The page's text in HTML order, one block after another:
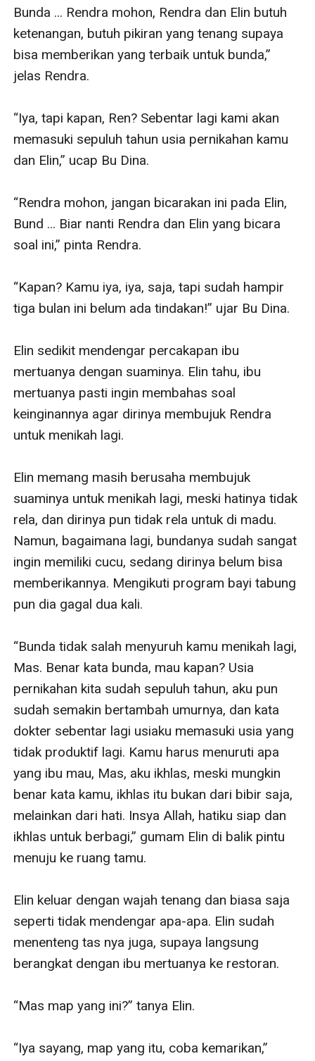
Bunda ... Rendra mohon, Rendra dan Elin butuh
ketenangan, butuh pikiran yang tenang supaya
bisa memberikan yang terbaik untuk bunda,”
jelas Rendra.
“Iya, tapi kapan, Ren? Sebentar lagi kami akan
memasuki sepuluh tahun usia pernikahan kamu
dan Elin,” ucap Bu Dina.
“Rendra mohon, jangan bicarakan ini pada Elin,
Bund ... Biar nanti Rendra dan Elin yang bicara
soal ini,” pinta Rendra.
“Kapan? Kamu iya, iya, saja, tapi sudah hampir
tiga bulan ini belum ada tindakan!” ujar Bu Dina.
Elin sedikit mendengar percakapan ibu
mertuanya dengan suaminya. Elin tahu, ibu
mertuanya pasti ingin membahas soal
keinginannya agar dirinya membujuk Rendra
untuk menikah lagi.
Elin memang masih berusaha membujuk
suaminya untuk menikah lagi, meski hatinya tidak
rela, dan dirinya pun tidak rela untuk di madu.
Namun, bagaimana lagi, bundanya sudah sangat
ingin memiliki cucu, sedang dirinya belum bisa
memberikannya. Mengikuti program bayi tabung
pun dia gagal dua kali.
“Bunda tidak salah menyuruh kamu menikah lagi,
Mas. Benar kata bunda, mau kapan? Usia
pernikahan kita sudah sepuluh tahun, aku pun
sudah semakin bertambah umurnya, dan kata
dokter sebentar lagi usiaku memasuki usia yang
tidak produktif lagi. Kamu harus menuruti apa
yang ibu mau, Mas, aku ikhlas, meski mungkin
benar kata kamu, ikhlas itu bukan dari bibir saja,
melainkan dari hati. Insya Allah, hatiku siap dan
ikhlas untuk berbagi,” gumam Elin di balik pintu
menuju ke ruang tamu.
Elin keluar dengan wajah tenang dan biasa saja
seperti tidak mendengar apa-apa. Elin sudah
menenteng tas nya juga, supaya langsung
berangkat dengan ibu mertuanya ke restoran.
“Mas map yang ini?” tanya Elin.
“Iya sayang, map yang itu, coba kemarikan,”